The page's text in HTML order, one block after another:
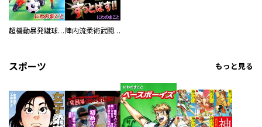
超機動暴発蹴球野郎 リベロの武田 陣内流柔術武闘伝 真島クンすっとばす！！
スポーツ もっと見る